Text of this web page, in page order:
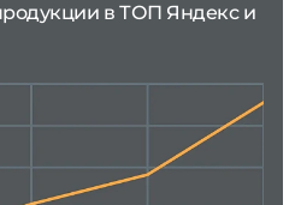
в ТОП Яндекс и